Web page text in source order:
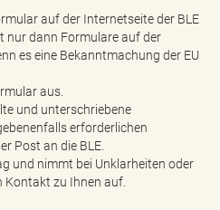
auf der Internetseite der BLE
nur dann Formulare auf der
es eine Bekanntmachung der EU
aus.
und unterschriebene
erforderlichen
Post an die BLE.
und nimmt bei Unklarheiten oder
zu Ihnen auf.